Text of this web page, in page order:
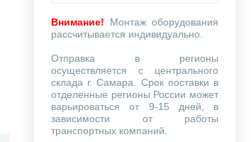
Внимание! Монтаж оборудования
рассчитывается индивидуально.
Отправка в регионы
осуществляется с центрального
склада г. Самара. Срок поставки в
отделенные регионы России может
варьироваться от 9-15 дней, в
зависимости от работы
транспортных компаний.